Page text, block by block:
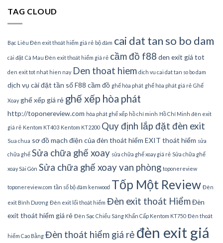
TAG CLOUD
Bạc Liêu Đèn exit thoát hiểm giá rẻ bộ đàm cai dat tan so bo dam
cài đặt Cà Mau Đèn exit thoát hiểm giá rẻ cầm đồ f88 den exit giá tot
den exit tot nhat hien nay Den thoat hiem dich vu cai dat tan so bo dam
dịch vụ cài đặt tần sốF88 cầm đồ ghế hòa phát ghế hòa phát giá rẻ Ghế
Xoay ghế xếp giá rẻ ghế xếp hòa phát
http://toponereview.com hòa phát ghế xếp hồ chí minh Hồ Chí Minh đèn exit
giá rẻ Kentom KT403 Kentom KT2200 Quy định lắp đặt đèn exit
Sua chua sơ đồ mạch điện của đèn thoát hiểm EXIT thoát hiểm sửa
chữa ghế Sửa chữa ghế xoay sửa chữa ghế xoay giá rẻ Sửa chữa ghế
xoay Sài Gòn Sửa chữa ghế xoay van phòng toponereview
toponereview.com tần số bộ đàm kenwood Tốp Một Review Đèn
exit Bình Dương Đèn exit lối thoát hiểm Đèn exit thoát HiểmĐèn
exit thoát hiểm giá rẻ Đèn Sạc Chiếu Sáng Khẩn Cấp Kentom KT750 Đèn thoát
hiểm Cao Bằng Đèn thoát hiểm giá rẻ đèn exit giá